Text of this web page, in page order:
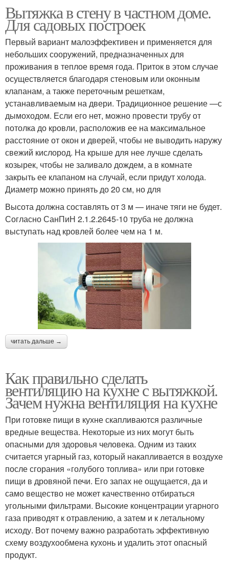
Вытяжка в стену в частном доме.
Для садовых построек
Первый вариант малоэффективен и применяется для
небольших сооружений, предназначенных для
проживания в теплое время года. Приток в этом случае
осуществляется благодаря стеновым или оконным
клапанам, а также переточным решеткам,
устанавливаемым на двери. Традиционное решение —с
дымоходом. Если его нет, можно провести трубу от
потолка до кровли, расположив ее на максимальное
расстояние от окон и дверей, чтобы не выводить наружу
свежий кислород. На крыше для нее лучше сделать
козырек, чтобы не заливало дождем, а в комнате
закрыть ее клапаном на случай, если придут холода.
Диаметр можно принять до 20 см, но для
Высота должна составлять от 3 м — иначе тяги не будет.
Согласно СанПиН 2.1.2.2645-10 труба не должна
выступать над кровлей более чем на 1 м.
читать дальше →
Как правильно сделать
вентиляцию на кухне с вытяжкой.
Зачем нужна вентиляция на кухне
При готовке пищи в кухне скапливаются различные
вредные вещества. Некоторые из них могут быть
опасными для здоровья человека. Одним из таких
считается угарный газ, который накапливается в воздухе
после сгорания «голубого топлива» или при готовке
пищи в дровяной печи. Его запах не ощущается, да и
само вещество не может качественно отбираться
угольными фильтрами. Высокие концентрации угарного
газа приводят к отравлению, а затем и к летальному
исходу. Вот почему важно разработать эффективную
схему воздухообмена кухонь и удалить этот опасный
продукт.